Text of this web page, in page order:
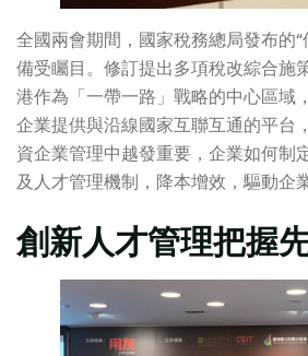
全國兩會期間，國家稅務總局發布的
備受矚目。修訂提出多項稅改綜合施
港作為「一帶一路」戰略的中心區域
企業提供與沿線國家互聯互通的平台
資企業管理中越發重要，企業如何制
及人才管理機制，降本增效，驅動企
創新人才管理把握